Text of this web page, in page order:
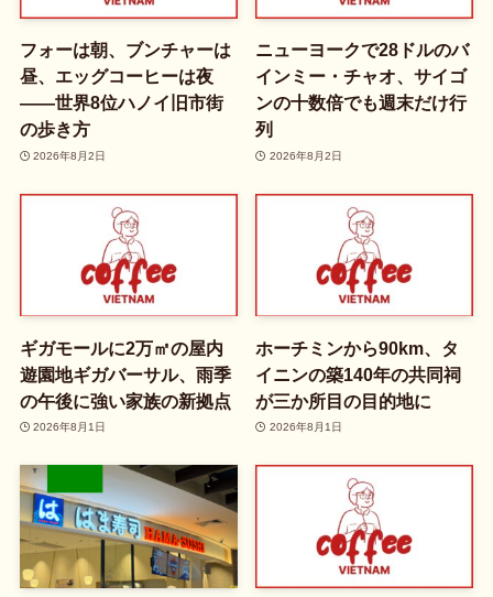
フォーは朝、ブンチャーは
昼、エッグコーヒーは夜
——世界8位ハノイ旧市街
の歩き方
2026年8月2日
ニューヨークで28ドルのバ
インミー・チャオ、サイゴ
ンの十数倍でも週末だけ行
列
2026年8月2日
ギガモールに2万㎡の屋内
遊園地ギガバーサル、雨季
の午後に強い家族の新拠点
2026年8月1日
ホーチミンから90km、タ
イニンの築140年の共同祠
が三か所目の目的地に
2026年8月1日